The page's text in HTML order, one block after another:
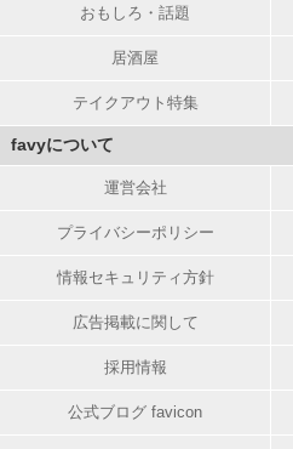
おもしろ・話題
居酒屋
テイクアウト特集
favyについて
運営会社
プライバシーポリシー
情報セキュリティ方針
広告掲載に関して
採用情報
公式ブログ favicon